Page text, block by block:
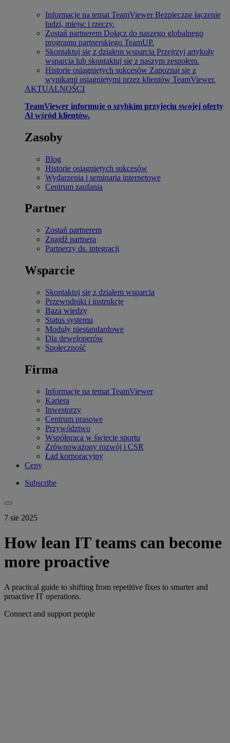
Informacje na temat TeamViewer Bezpieczne łączenie
ludzi, miejsc i rzeczy.
Zostań partnerem Dołącz do naszego globalnego
programu partnerskiego TeamUP.
Skontaktuj się z działem wsparcia Przejrzyj artykuły
wsparcia lub skontaktuj się z naszym zespołem.
Historie osiągniętych sukcesów Zapoznaj się z
wynikami osiągniętymi przez klientów TeamViewer.
AKTUALNOŚCI
TeamViewer informuje o szybkim przyjęciu swojej oferty
Al wśród klientów.
Zasoby
Blog
Historie osiągniętych sukcesów
Wydarzenia i seminaria internetowe
Centrum zaufania
Partner
Zostań partnerem
Znajdź partnera
Partnerzy ds. integracji
Wsparcie
Skontaktuj się z działem wsparcia
Przewodniki i instrukcje
Baza wiedzy
Status systemu
Moduły niestandardowe
Dla deweloperów
Społeczność
Firma
Informacje na temat TeamViewer
Kariera
Inwestorzy
Centrum prasowe
Przywództwo
Współpraca w świecie sportu
Zrównoważony rozwój i CSR
Ład korporacyjny
Ceny
Subscribe
7 sie 2025
How lean IT teams can become
more proactive
A practical guide to shifting from repetitive fixes to smarter and
proactive IT operations.
Connect and support people